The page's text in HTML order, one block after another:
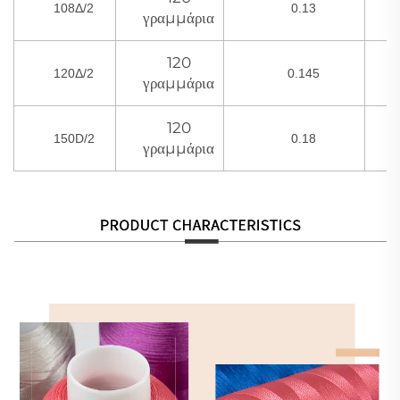
108Δ/2
γραμμάρια
0.13
120Δ/2
120
γραμμάρια
0.145
150D/2
120
γραμμάρια
0.18